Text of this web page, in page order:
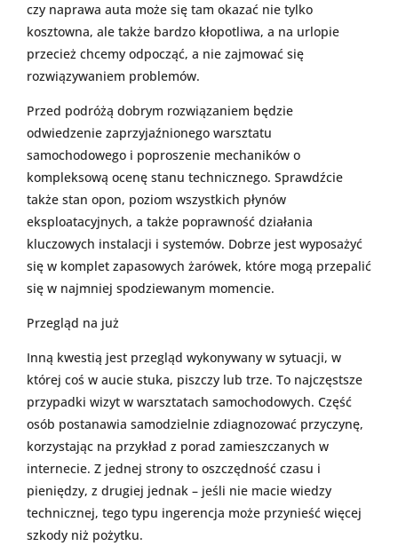
czy naprawa auta może się tam okazać nie tylko
kosztowna, ale także bardzo kłopotliwa, a na urlopie
przecież chcemy odpocząć, a nie zajmować się
rozwiązywaniem problemów.
Przed podróżą dobrym rozwiązaniem będzie
odwiedzenie zaprzyjaźnionego warsztatu
samochodowego i poproszenie mechaników o
kompleksową ocenę stanu technicznego. Sprawdźcie
także stan opon, poziom wszystkich płynów
eksploatacyjnych, a także poprawność działania
kluczowych instalacji i systemów. Dobrze jest wyposażyć
się w komplet zapasowych żarówek, które mogą przepalić
się w najmniej spodziewanym momencie.
Przegląd na już
Inną kwestią jest przegląd wykonywany w sytuacji, w
której coś w aucie stuka, piszczy lub trze. To najczęstsze
przypadki wizyt w warsztatach samochodowych. Część
osób postanawia samodzielnie zdiagnozować przyczynę,
korzystając na przykład z porad zamieszczanych w
internecie. Z jednej strony to oszczędność czasu i
pieniędzy, z drugiej jednak – jeśli nie macie wiedzy
technicznej, tego typu ingerencja może przynieść więcej
szkody niż pożytku.